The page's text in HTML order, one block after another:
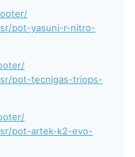
pot-yasuni-r-nitro-
pot-tecnigas-triops-
pot-artek-k2-evo-